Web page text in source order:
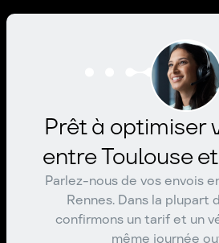
Prêt à optimiser
entre Toulouse
Parlez-nous de vos envois
Rennes. Dans la plupart
confirmons un tarif et un
même journée